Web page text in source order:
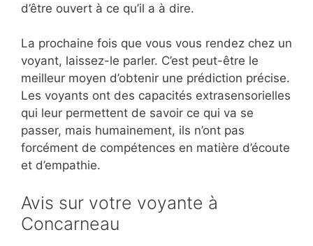
d’être ouvert à ce qu’il a à dire.
La prochaine fois que vous vous rendez chez un
voyant, laissez-le parler. C’est peut-être le
meilleur moyen d’obtenir une prédiction précise.
Les voyants ont des capacités extrasensorielles
qui leur permettent de savoir ce qui va se
passer, mais humainement, ils n’ont pas
forcément de compétences en matière d’écoute
et d’empathie.
Avis sur votre voyante à
Concarneau